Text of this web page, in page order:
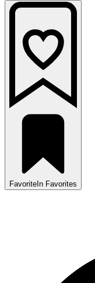
Favorite In Favorites